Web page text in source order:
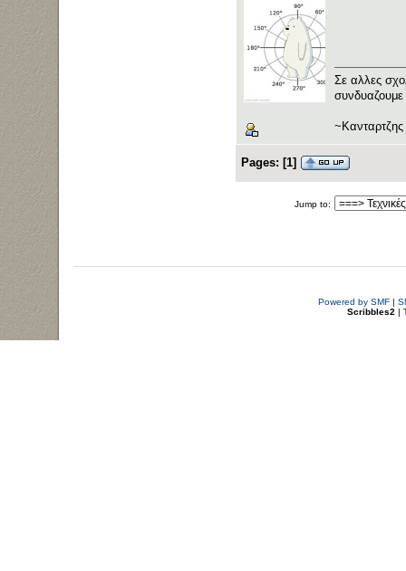
Σε αλλες
~Κανταρτζης
Pages: [1]
Jump to:
Powered by SMF|
Scribbles2 |